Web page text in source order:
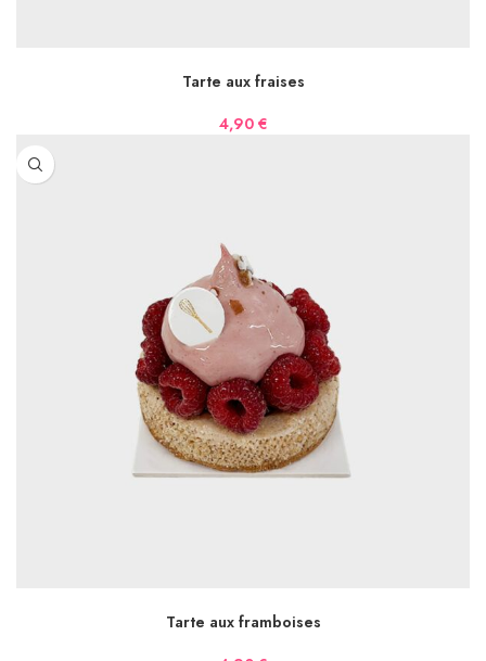
Tarte aux fraises
4,90 €
Tarte aux framboises